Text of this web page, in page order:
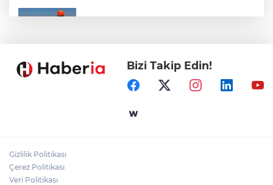
Samsun’da Alaçam'a yeni yaşam alanı
Yapay zekada onlarca uygulamanın
Bizi Takip Edin!
Gizlilik Politikası
Çerez Politikası
Veri Politikası